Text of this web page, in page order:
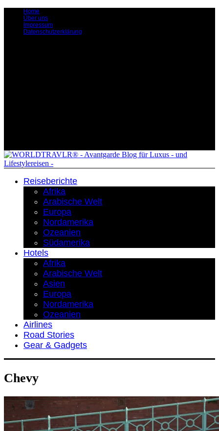
Home
Über uns
Impressum
Datenschutzerklärung
Reiseberichte
Afrika
Arabische Welt
Europa
Nordamerika
Ozeanien
Südamerika
Hotels
Afrika
Arabische Welt
Asien
Europa
Nordamerika
Ozeanien
Airlines
Road Stories
Gear & Gadgets
Chevy